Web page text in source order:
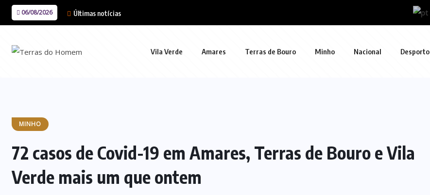
06/08/2026 Últimas notícias
Vila Verde Amares Terras de Bouro Minho Nacional Desporto
MINHO
72 casos de Covid-19 em Amares, Terras de Bouro e Vila
Verde mais um que ontem